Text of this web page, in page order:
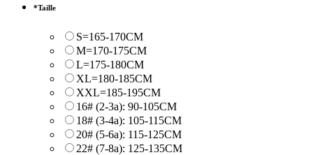
*Taille
S=165-170CM
M=170-175CM
L=175-180CM
XL=180-185CM
XXL=185-195CM
16# (2-3a): 90-105CM
18# (3-4a): 105-115CM
20# (5-6a): 115-125CM
22# (7-8a): 125-135CM